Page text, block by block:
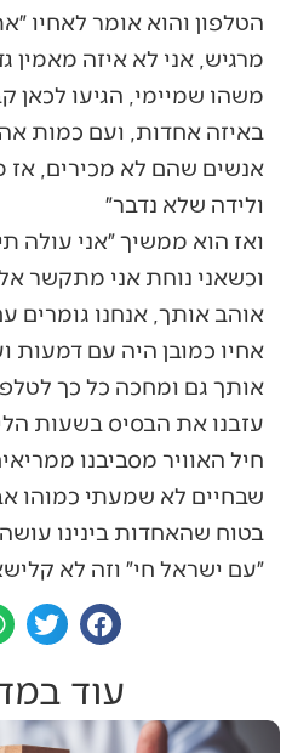
הטלפון והוא אומר לאחיו
מרגיש, אני לא איזה מאמין
משהו שמיימי, הגיעו לכאן
באיזה אחדות, ועם כמות
אנשים שהם לא מכירים, אז
ולידה שלא נדבר״
ואז הוא ממשיך ״אני עולה
וכשאני נוחת אני מתקשר
אוהב אותך, אנחנו גומרים
אחיו כמובן היה עם דמעות
אותך גם ומחכה כל כך
עזבנו את הבסיס בשעות
חיל האוויר מסביבנו
שבחיים לא שמעתי כמוהו
בטוח שהאחדות בינינו
״עם ישראל חי״ וזה לא
עוד